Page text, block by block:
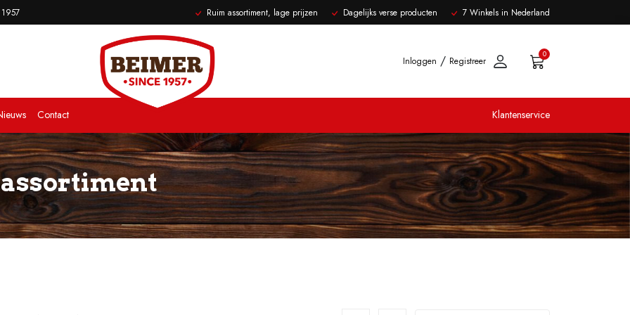
Ruim assortiment, lage prijzen Dagelijks verse producten 7 Winkels in Nederland
Inloggen / Registreer
0
Contact Klantenservice